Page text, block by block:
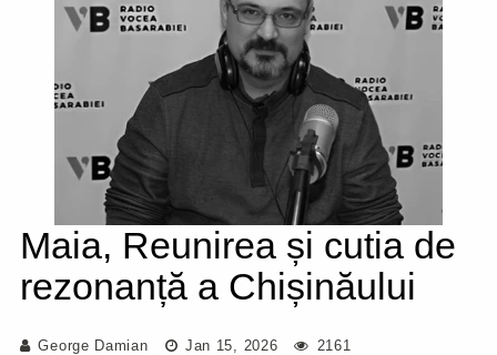
Maia, Reunirea și cutia de
rezonanță a Chișinăului
George Damian Jan 15, 2026 2161